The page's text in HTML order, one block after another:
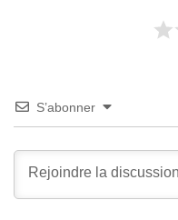
S’abonner